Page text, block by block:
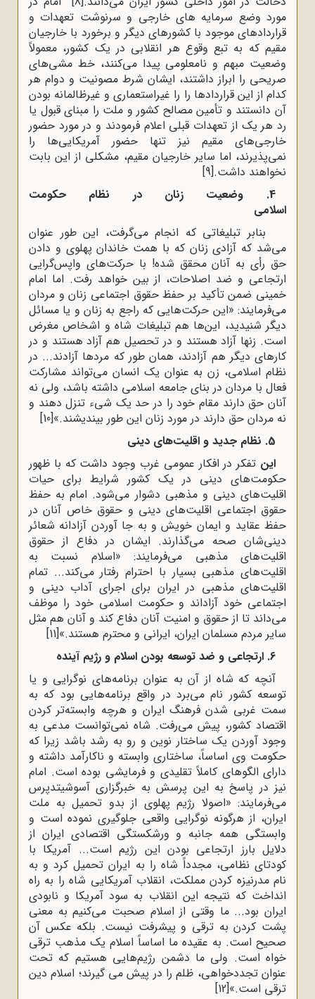
مورد وضع سرمایه های خارجی و سرنوشت تعهدات و
قراردادهای موجود با کشورهای دیگر و برخورد با خارجیان
مقیم که به تبع وقوع هر انقلابی در یک کشور، معمولاً
وضعیت مبهم و نامعلومی پیدا می‌کنند، خط مشی‌های
صریحی را ابراز داشتند، ایشان شرط مصونیت و دوام هر
کدام از این قراردادها را را غیر‌استعماری و غیرظالمانه بودن
آن دانستند و تأمین مصالح کشور و ملت را مبنای قبول یا
رد هر یک از تعهدات قبلی اعلام فرمودند و در مورد حضور
خارجی‌های مقیم نیز تنها حضور آمریکایی‌ها را
نمی‌پذیرند، اما سایر خارجیان مقیم، مشکلی از این بابت
نخواهند داشت.[9]
4. وضعیت زنان در نظام حکومت
اسلامی
بنابر تبلیغاتی که انجام می‌گرفت، این طور عنوان
می‌شد که آزادی زنان که با همت خاندان پهلوی و دادن
حق رأی به آنان محقق شده! با حرکت‌های واپس‌گرایی
ارتجاعی و ضد اصلاحات، از بین خواهد رفت. اما امام
خمینی ضمن تأکید بر حفظ حقوق اجتماعی زنان و مردان
می‌فرمایند: «این حرکت‌هایی که راجع به زنان و یا مسائل
دیگر شنیدید، این‌ها هم تبلیغات شاه و اشخاص مغرض
است. زنها آزاد هستند و در تحصیل هم آزاد هستند و در
کارهای دیگر هم آزادند، همان طور که مردها آزادند... در
نظام اسلامی، زن به عنوان یک انسان می‌تواند مشارکت
فعال با مردان در بنای جامعه اسلامی داشته باشد، ولی نه
آنان حق دارند مقام خود را در حد یک شیء تنزل دهند و
نه مردان حق دارند در مورد زنان این طور بیندیشند.»[10]
5. نظام جدید و اقلیت‌های دینی
این تفکر در افکار عمومی غرب وجود داشت که با ظهور
حکومت‌های دینی در یک کشور شرایط برای حیات
اقلیت‌های دینی و مذهبی دشوار می‌شود. امام به حفظ
حقوق اجتماعی اقلیت‌های دینی و حقوق خاص آنان در
حفظ عقاید و ایمان خویش و به جا آوردن آزادانه شعائر
دینی‌شان صحه می‌گذارند. ایشان در دفاع از حقوق
اقلیت‌های مذهبی‌ می‌فرمایند: «اسلام نسبت به
اقلیت‌های مذهبی بسیار با احترام رفتار می‌کند... تمام
اقلیت‌های مذهبی در ایران برای اجرای آداب دینی و
اجتماعی خود آزاداند و حکومت اسلامی خود را موظف
می‌داند تا از حقوق و امنیت آنان دفاع کند و آنان هم مثل
سایر مردم مسلمان ایران، ایرانی و محترم هستند.»[11]
6. ارتجاعی و ضد توسعه بودن اسلام و رژیم آینده
آنچه که شاه از آن به عنوان برنامه‌های نوگرایی و یا
توسعه کشور نام می‌برد در واقع برنامه‌هایی بود که به
سمت غربی شدن فرهنگ ایران و هرچه وابسته‌تر کردن
اقتصاد کشور، پیش می‌رفت. شاه نمی‌توانست مدعی به
وجود آوردن یک ساختار نوین و رو به رشد باشد زیرا که
حکومت وی اساساً، ساختاری وابسته و ناکارآمد داشته و
دارای الگوهای کاملاً تقلیدی و فرمایشی بوده است. امام
نیز در پاسخ به این پرسش به خبرگزاری آسوشیتدپرس
می‌فرمایند: «اصولا رژیم پهلوی از بدو تحمیل به ملت
ایران، از هرگونه نوگرایی واقعی جلوگیری نموده است و
وابستگی همه جانبه و ورشکستگی اقتصادی ایران از
دلایل بارز ارتجاعی بودن این رژیم است... آمریکا با
کودتای نظامی، مجدداً شاه را به ایران تحمیل کرد و به
نام مدرنیزه کردن مملکت، انقلاب آمریکایی شاه را به راه
انداخت که نتیجه این انقلاب به سود آمریکا و نابودی
ایران بود... ما وقتی از اسلام صحبت می‌کنیم به معنی
پشت کردن به ترقی و پیشرفت نیست. بلکه عکس آن
صحیح است. به عقیده ما اساساً اسلام یک مذهب ترقی
خواه است. ولی ما دشمن رژیم‌هایی هستیم که تحت
عنوان تجددخواهی، ظلم را در پیش می گیرند؛ اسلام دین
ترقی است.»[12]